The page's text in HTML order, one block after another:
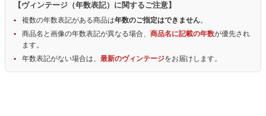
【ヴィンテージ（年数表記）に関するご注意】
複数の年数表記がある商品は年数のご指定はできません。
商品名と画像の年数表記が異なる場合、 商品名に記載の年数が優先され
ます。
年数表記がない場合は、 最新のヴィンテージをお届けします。